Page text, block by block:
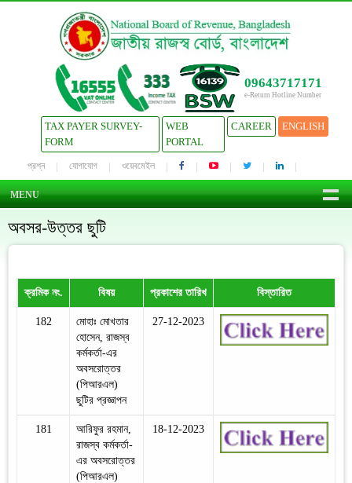
09643717171
e-Return Hotline Number
TAX PAYER SURVEY-
FORM
WEB
PORTAL
CAREER ENGLISH
প্রশ্ন যোগাযোগ ওয়েবমেইল
MENU
অবসর-উত্তর ছুটি
ক্রমিক নং. বিষয় প্রকাশের তারিখ বিস্তারিত
182
মোহাঃ মোখতার
হোসেন, রাজস্ব
কর্মকর্তা-এর
অবসরোত্তর
(পিআরএল)
ছুটির প্রজ্ঞাপন
27-12-2023
181
আরিফুর রহমান,
রাজস্ব কর্মকর্তা-
এর অবসরোত্তর
(পিআরএল)
18-12-2023